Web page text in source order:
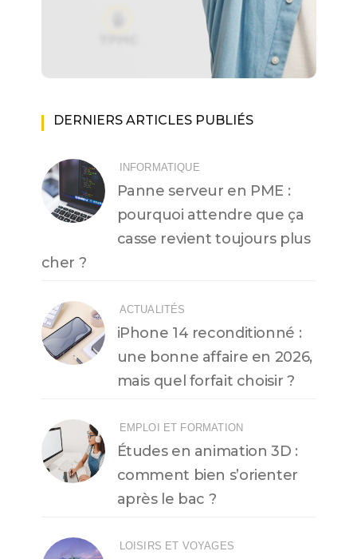
DERNIERS ARTICLES PUBLIÉS
INFORMATIQUE
Panne serveur en PME :
pourquoi attendre que ça
casse revient toujours plus
cher ?
ACTUALITÉS
iPhone 14 reconditionné :
une bonne affaire en 2026,
mais quel forfait choisir ?
EMPLOI ET FORMATION
Études en animation 3D :
comment bien s’orienter
après le bac ?
LOISIRS ET VOYAGES